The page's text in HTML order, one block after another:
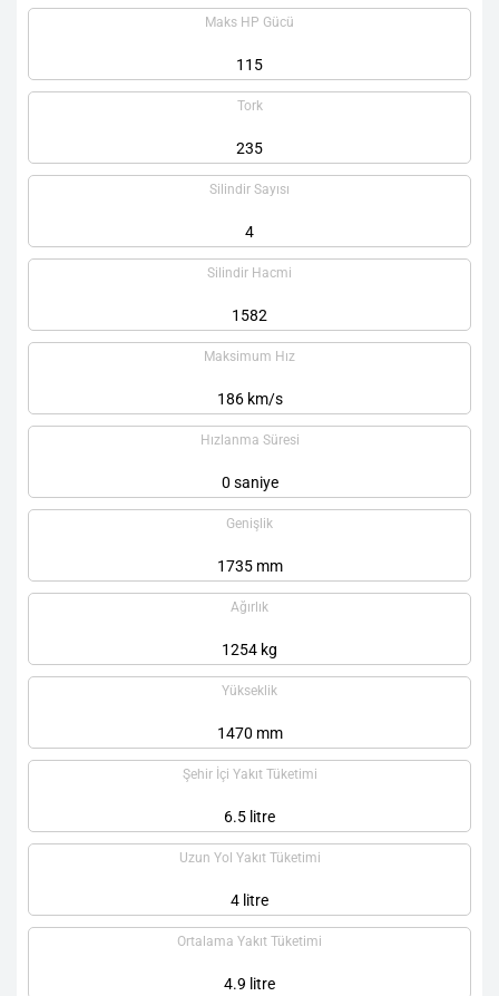
Maks HP Gücü
115
Tork
235
Silindir Sayısı
4
Silindir Hacmi
1582
Maksimum Hız
186 km/s
Hızlanma Süresi
0 saniye
Genişlik
1735 mm
Ağırlık
1254 kg
Yükseklik
1470 mm
Şehir İçi Yakıt Tüketimi
6.5 litre
Uzun Yol Yakıt Tüketimi
4 litre
Ortalama Yakıt Tüketimi
4.9 litre